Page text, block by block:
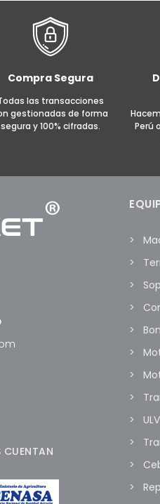
Compra Segura
las transacciones
gestionadas de forma
segura y 100% cifradas.
Perú
CUENTAN